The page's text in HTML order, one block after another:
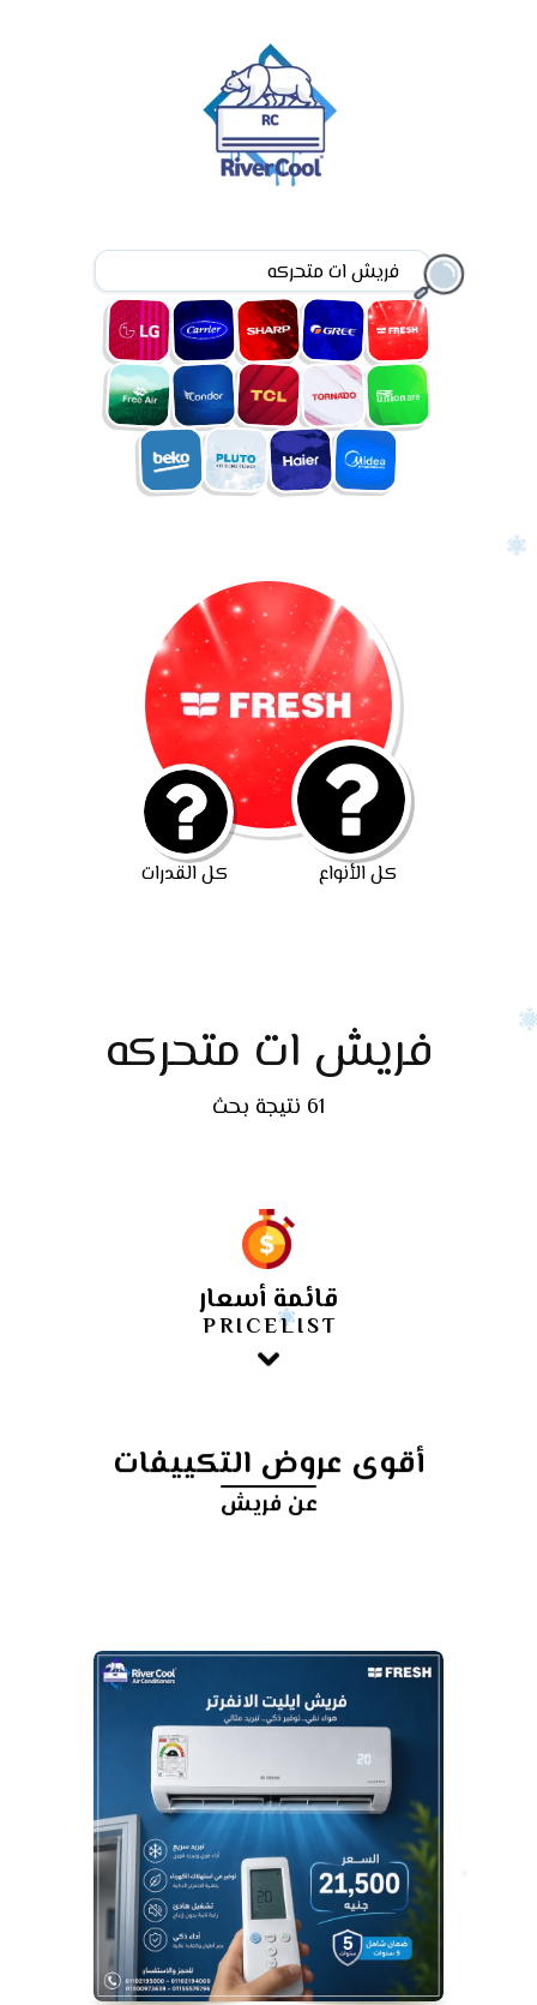
كل القدرات كل الأنواع
فريش ات متحركه
61 نتيجة بحث
قائمة أسعار
PRICELIST
أقوى عروض التكييفات
عن فريش